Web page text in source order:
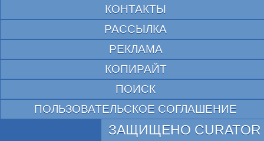
КОНТАКТЫ
РАССЫЛКА
РЕКЛАМА
КОПИРАЙТ
ПОИСК
ПОЛЬЗОВАТЕЛЬСКОЕ СОГЛАШЕНИЕ
ЗАЩИЩЕНО CURATOR